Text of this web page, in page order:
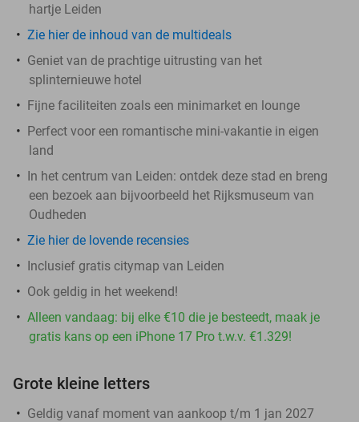
hartje Leiden
Zie hier de inhoud van de multideals
Geniet van de prachtige uitrusting van het
splinternieuwe hotel
Fijne faciliteiten zoals een minimarket en lounge
Perfect voor een romantische mini-vakantie in eigen
land
In het centrum van Leiden: ontdek deze stad en breng
een bezoek aan bijvoorbeeld het Rijksmuseum van
Oudheden
Zie hier de lovende recensies
Inclusief gratis citymap van Leiden
Ook geldig in het weekend!
Alleen vandaag: bij elke €10 die je besteedt, maak je
gratis kans op een iPhone 17 Pro t.w.v. €1.329!
Grote kleine letters
Geldig vanaf moment van aankoop t/m 1 jan 2027